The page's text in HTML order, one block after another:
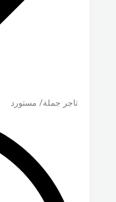
تاجر جملة/ مستورد